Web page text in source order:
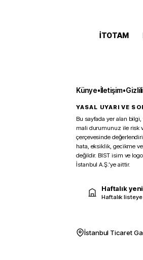
İTOTAM
Künye•İletişim•
YASAL UYARI VE
Bu sayfada yer alan bilgi,
mali durumunuz ile risk
çerçevesinde
hata, eksiklik, gecikme
değildir. BIST isim ve
İstanbul A.Ş.’ye aittir.
Haftalık
Haftalık
İstanbul Ticaret